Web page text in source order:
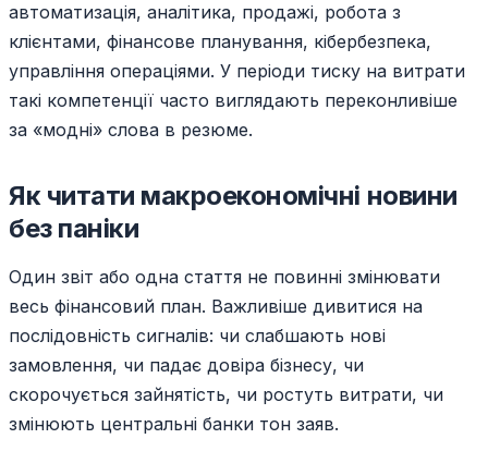
автоматизація, аналітика, продажі, робота з
клієнтами, фінансове планування, кібербезпека,
управління операціями. У періоди тиску на витрати
такі компетенції часто виглядають переконливіше
за «модні» слова в резюме.
Як читати макроекономічні новини
без паніки
Один звіт або одна стаття не повинні змінювати
весь фінансовий план. Важливіше дивитися на
послідовність сигналів: чи слабшають нові
замовлення, чи падає довіра бізнесу, чи
скорочується зайнятість, чи ростуть витрати, чи
змінюють центральні банки тон заяв.